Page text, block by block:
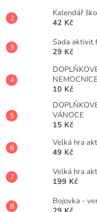
Kalendář
42 Kč
Sada aktivit
29 Kč
10 Kč
VÁNOCE
15 Kč
Velká hra
49 Kč
Velká hra
199 Kč
Bojovka -